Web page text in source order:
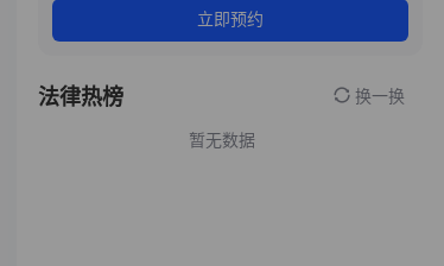
立即预约
法律热榜 换一换
暂无数据